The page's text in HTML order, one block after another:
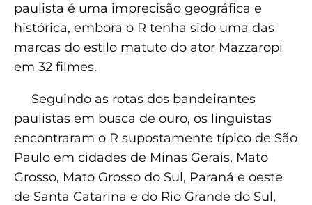
paulista é uma imprecisão geográfica e
histórica, embora o R tenha sido uma das
marcas do estilo matuto do ator Mazzaropi
em 32 filmes.
Seguindo as rotas dos bandeirantes
paulistas em busca de ouro, os linguistas
encontraram o R supostamente típico de São
Paulo em cidades de Minas Gerais, Mato
Grosso, Mato Grosso do Sul, Paraná e oeste
de Santa Catarina e do Rio Grande do Sul,